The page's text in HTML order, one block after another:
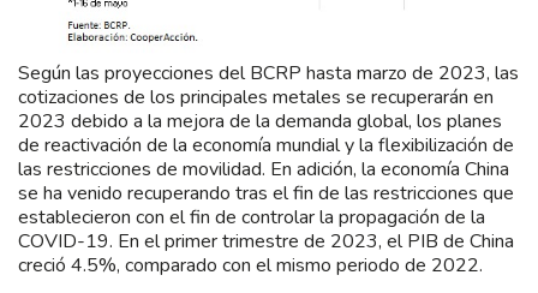
Según las proyecciones del BCRP hasta marzo de 2023, las
cotizaciones de los principales metales se recuperarán en
2023 debido a la mejora de la demanda global, los planes
de reactivación de la economía mundial y la flexibilización de
las restricciones de movilidad. En adición, la economía China
se ha venido recuperando tras el fin de las restricciones que
establecieron con el fin de controlar la propagación de la
COVID-19. En el primer trimestre de 2023, el PIB de China
creció 4.5%, comparado con el mismo periodo de 2022.